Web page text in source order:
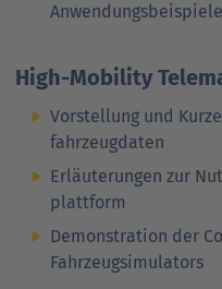
Anwendungs­beispiele
High-Mobility
Vorstellung und
fahrzeugdaten
Erläuterungen zur
plattform
Demonstration der
Fahr­zeug­simulators